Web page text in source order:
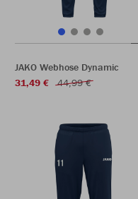
JAKO Webhose Dynamic
31,49 €
44,99 €